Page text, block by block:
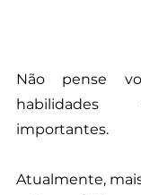
Não pense
importantes.